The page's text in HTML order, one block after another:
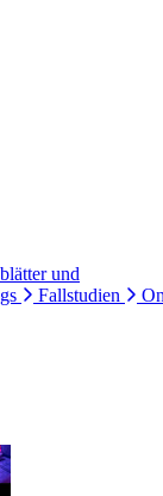
und
Fallstudien